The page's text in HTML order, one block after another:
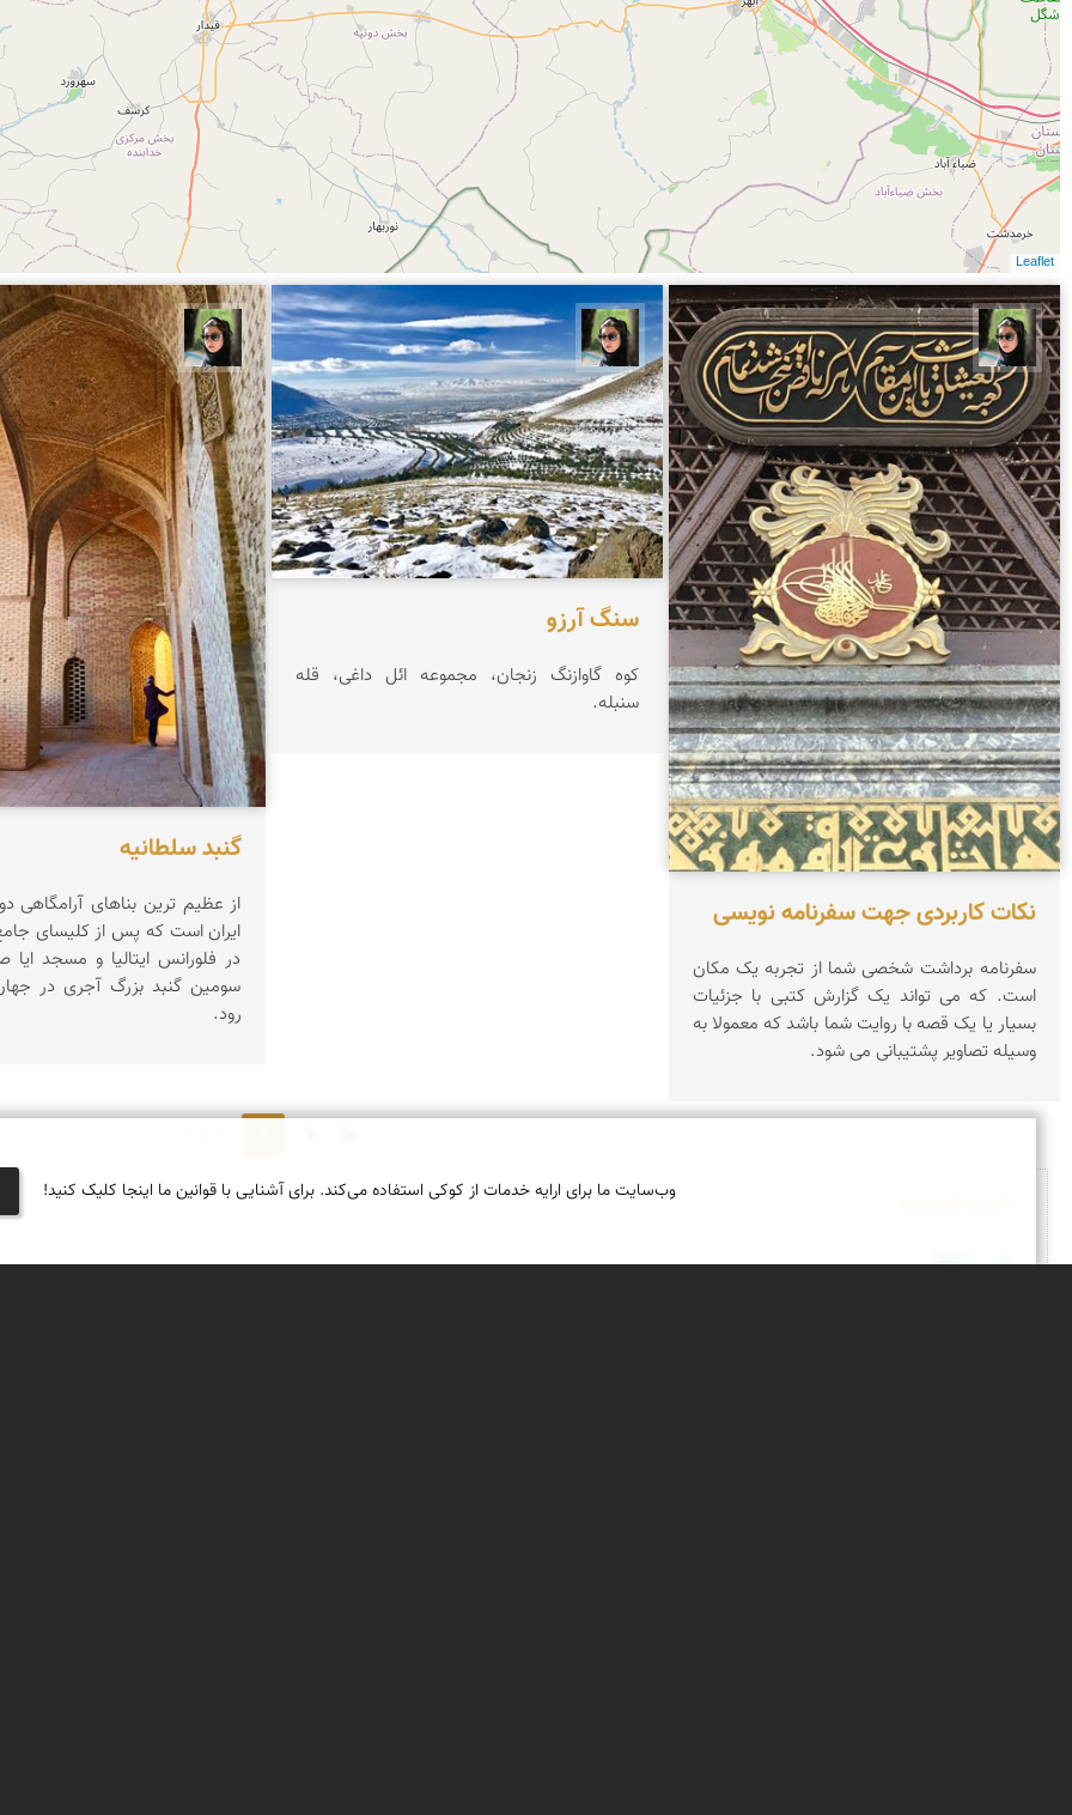
Leaflet
سپیده اصلان
نکات کاربردی جهت سفرنامه نویسی
سفرنامه برداشت شخصی شما از تجربه یک مکان
است. که می تواند یک گزارش کتبی با جزئیات
بسیار یا یک قصه با روایت شما باشد که معمولا به
وسیله تصاویر پشتیبانی می شود.
سپیده اصلان
سنگ آرزو
کوه گاوازنگ زنجان، مجموعه ائل داغی، قله
سنبله.
سپیده اصلان
گنبد سلطانیه
از عظیم ترین بناهای آرامگاهی
ایران است که پس از کلیسای
در فلورانس ایتالیا و مسجد ایا
سومین گنبد بزرگ آجری در
رود.
وب‌سایت ما برای ارایه خدمات از کوکی استفاده می‌کند. برای آشنایی با قوانین ما اینجا کلیک کنید!